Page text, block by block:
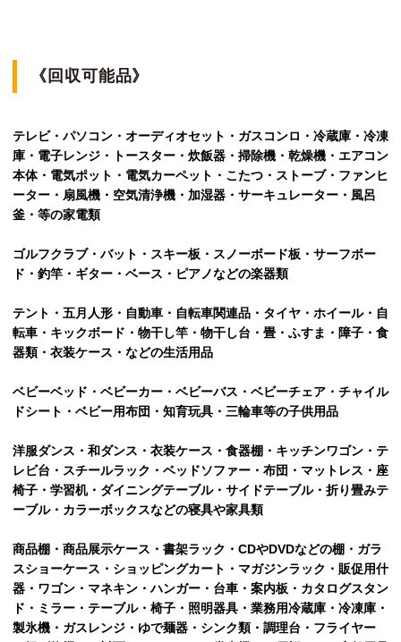
《回収可能品》
テレビ・パソコン・オーディオセット・ガスコンロ・冷蔵庫・冷凍
庫・電子レンジ・トースター・炊飯器・掃除機・乾燥機・エアコン
本体・電気ポット・電気カーペット・こたつ・ストーブ・ファンヒ
ーター・扇風機・空気清浄機・加湿器・サーキュレーター・風呂
釜・等の家電類
ゴルフクラブ・バット・スキー板・スノーボード板・サーフボー
ド・釣竿・ギター・ベース・ピアノなどの楽器類
テント・五月人形・自動車・自転車関連品・タイヤ・ホイール・自
転車・キックボード・物干し竿・物干し台・畳・ふすま・障子・食
器類・衣装ケース・などの生活用品
ベビーベッド・ベビーカー・ベビーバス・ベビーチェア・チャイル
ドシート・ベビー用布団・知育玩具・三輪車等の子供用品
洋服ダンス・和ダンス・衣装ケース・食器棚・キッチンワゴン・テ
レビ台・スチールラック・ベッドソファー・布団・マットレス・座
椅子・学習机・ダイニングテーブル・サイドテーブル・折り畳みテ
ーブル・カラーボックスなどの寝具や家具類
商品棚・商品展示ケース・書架ラック・CDやDVDなどの棚・ガラ
スショーケース・ショッピングカート・マガジンラック・販促用什
器・ワゴン・マネキン・ハンガー・台車・案内板・カタログスタン
ド・ミラー・テーブル・椅子・照明器具・業務用冷蔵庫・冷凍庫・
製氷機・ガスレンジ・ゆで麺器・シンク類・調理台・フライヤー